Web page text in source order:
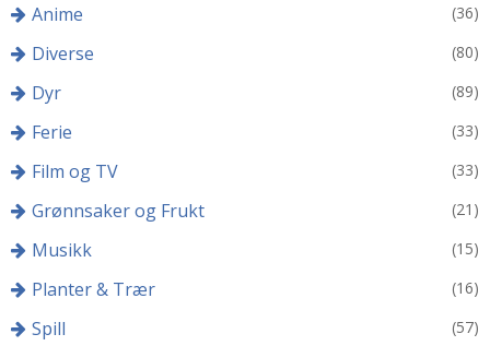
Anime (36)
Diverse (80)
Dyr (89)
Ferie (33)
Film og TV (33)
Grønnsaker og Frukt (21)
Musikk (15)
Planter & Trær (16)
Spill (57)